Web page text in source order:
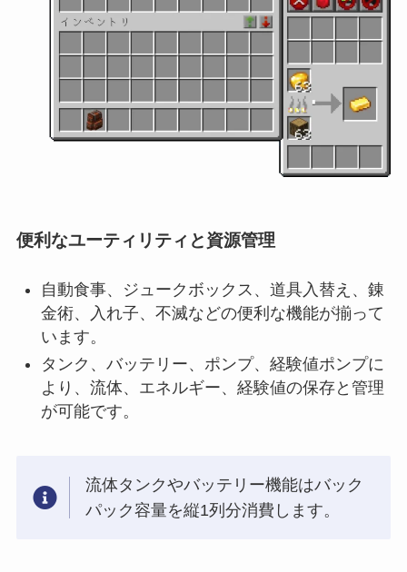
便利なユーティリティと資源管理
自動食事、ジュークボックス、道具入替え、錬
金術、入れ子、不滅などの便利な機能が揃って
います。
タンク、バッテリー、ポンプ、経験値ポンプに
より、流体、エネルギー、経験値の保存と管理
が可能です。
流体タンクやバッテリー機能はバック
パック容量を縦1列分消費します。